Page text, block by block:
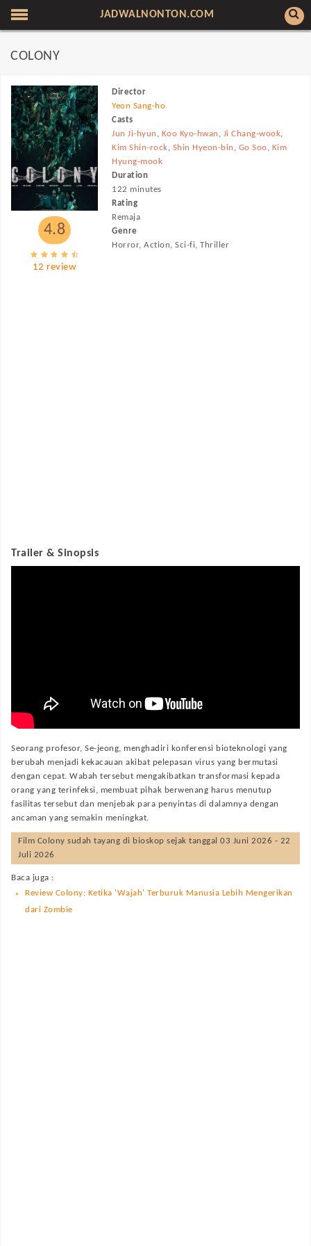
JADWALNONTON.COM
COLONY
4.8
12 review
Director
Yeon Sang-ho
Casts
Jun Ji-hyun , Koo Kyo-hwan , Ji Chang-wook,
Kim Shin-rock, Shin Hyeon-bin , Go Soo, Kim
Hyung-mook
Duration
122 minutes
Rating
Remaja
Genre
Horror, Action, Sci-fi, Thriller
Trailer & Sinopsis
Seorang profesor, Se-jeong, menghadiri konferensi bioteknologi yang
berubah menjadi kekacauan akibat pelepasan virus yang bermutasi
dengan cepat. Wabah tersebut mengakibatkan transformasi kepada
orang yang terinfeksi, membuat pihak berwenang harus menutup
fasilitas tersebut dan menjebak para penyintas di dalamnya dengan
ancaman yang semakin meningkat.
Film Colony sudah tayang di bioskop sejak tanggal 03 Juni 2026 - 22
Juli 2026
Baca juga :
Review Colony: Ketika 'Wajah' Terburuk Manusia Lebih Mengerikan
dari Zombie